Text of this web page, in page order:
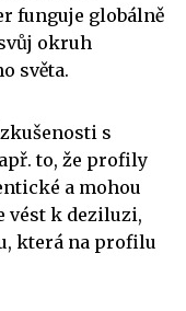
funguje globálně
okruh
světa.
s
to, že profily
a mohou
vést k deziluzi,
která na profilu